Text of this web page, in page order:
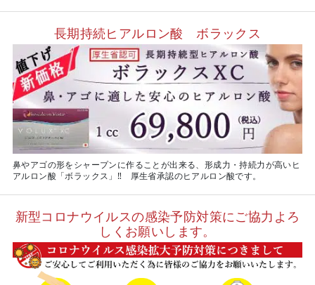
長期持続ヒアルロン酸 ボラックス
鼻やアゴの形をシャープンに作ることが出来る、形成力・持続力が高いヒ
アルロン酸「ボラックス」‼ 厚生省承認のヒアルロン酸です。
新型コロナウイルスの感染予防対策にご協力よろ
しくお願いします。